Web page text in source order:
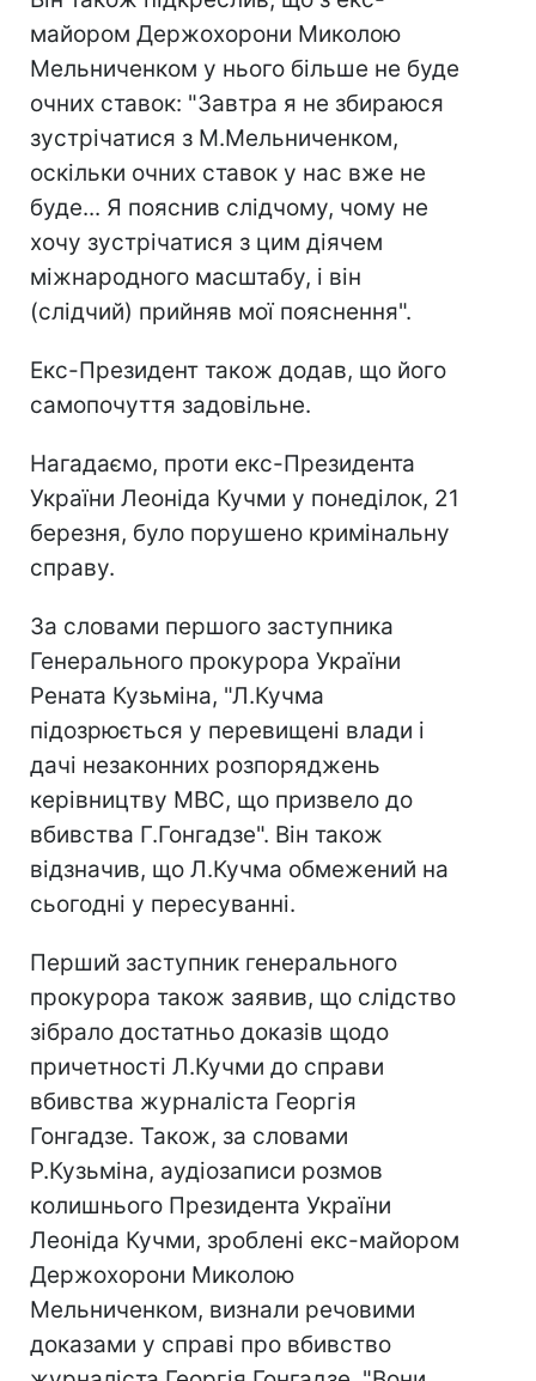
майором Держохорони Миколою
Мельниченком у нього більше не буде
очних ставок: "Завтра я не збираюся
зустрічатися з М.Мельниченком,
оскільки очних ставок у нас вже не
буде... Я пояснив слідчому, чому не
хочу зустрічатися з цим діячем
міжнародного масштабу, і він
(слідчий) прийняв мої пояснення".
Екс-Президент також додав, що його
самопочуття задовільне.
Нагадаємо, проти екс-Президента
України Леоніда Кучми у понеділок, 21
березня, було порушено кримінальну
справу.
За словами першого заступника
Генерального прокурора України
Рената Кузьміна, "Л.Кучма
підозрюється у перевищені влади і
дачі незаконних розпоряджень
керівництву МВС, що призвело до
вбивства Г.Гонгадзе". Він також
відзначив, що Л.Кучма обмежений на
сьогодні у пересуванні.
Перший заступник генерального
прокурора також заявив, що слідство
зібрало достатньо доказів щодо
причетності Л.Кучми до справи
вбивства журналіста Георгія
Гонгадзе. Також, за словами
Р.Кузьміна, аудіозаписи розмов
колишнього Президента України
Леоніда Кучми, зроблені екс-майором
Держохорони Миколою
Мельниченком, визнали речовими
доказами у справі про вбивство